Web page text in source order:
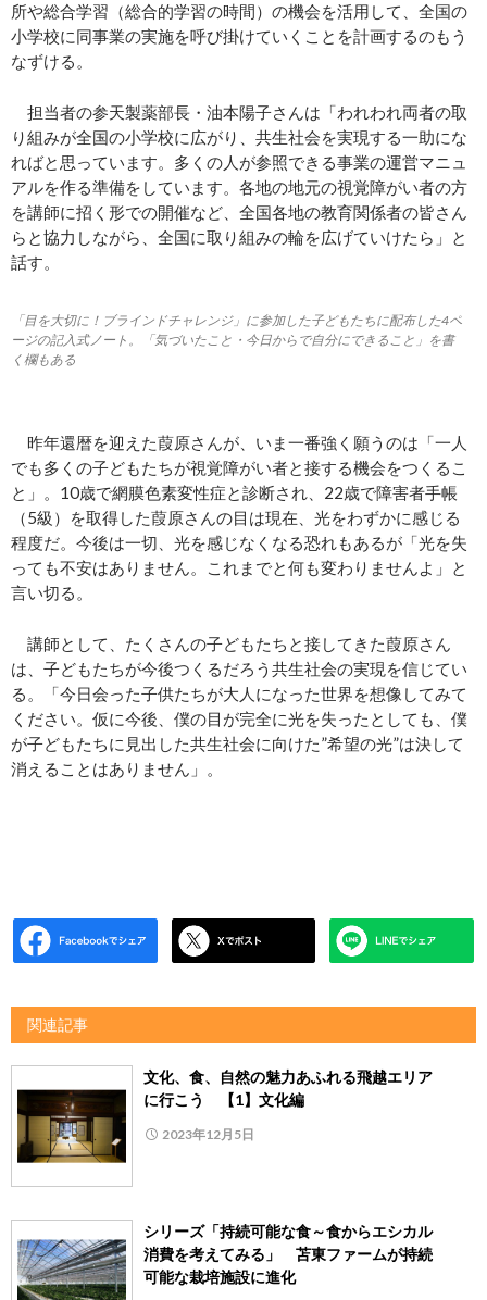
所や総合学習（総合的学習の時間）の機会を活用して、全国の
小学校に同事業の実施を呼び掛けていくことを計画するのもう
なずける。
担当者の参天製薬部長・油本陽子さんは「われわれ両者の取
り組みが全国の小学校に広がり、共生社会を実現する一助にな
ればと思っています。多くの人が参照できる事業の運営マニュ
アルを作る準備をしています。各地の地元の視覚障がい者の方
を講師に招く形での開催など、全国各地の教育関係者の皆さん
らと協力しながら、全国に取り組みの輪を広げていけたら」と
話す。
「目を大切に！ブラインドチャレンジ」に参加した子どもたちに配布した4ペ
ージの記入式ノート。「気づいたこと・今日からで自分にできること」を書
く欄もある
昨年還暦を迎えた葭原さんが、いま一番強く願うのは「一人
でも多くの子どもたちが視覚障がい者と接する機会をつくるこ
と」。10歳で網膜色素変性症と診断され、22歳で障害者手帳
（5級）を取得した葭原さんの目は現在、光をわずかに感じる
程度だ。今後は一切、光を感じなくなる恐れもあるが「光を失
っても不安はありません。これまでと何も変わりませんよ」と
言い切る。
講師として、たくさんの子どもたちと接してきた葭原さん
は、子どもたちが今後つくるだろう共生社会の実現を信じてい
る。「今日会った子供たちが大人になった世界を想像してみて
ください。仮に今後、僕の目が完全に光を失ったとしても、僕
が子どもたちに見出した共生社会に向けた”希望の光”は決して
消えることはありません」。
関連記事
文化、食、自然の魅力あふれる飛越エリア
に行こう 【1】文化編
2023年12月5日
シリーズ「持続可能な食～食からエシカル
消費を考えてみる」 苫東ファームが持続
可能な栽培施設に進化